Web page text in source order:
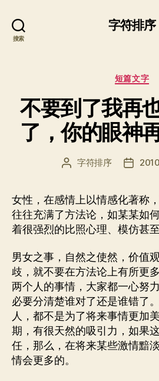
搜索
字符排序
分
短篇文字
不要到了我再
了，你的眼神
文
者
字符排序
发
期
女性，在感情上以情感化著称
往往充满了方法论，如某某如
着很强烈的比照心理、模仿甚至
男女之事，自然之使然，价值
歧，就不要在方法论上有所更
两个人的事情，大家都一心努
必要分清楚谁对了还是谁错了
人，都不是为了将来事情更加
期，有很天然的吸引力，如果
任，那么，在将来某些激情黯
情会更多的。